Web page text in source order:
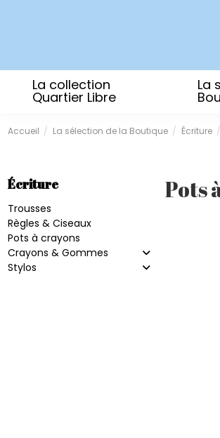
La collection
Quartier Libre
La
Accueil La sélection de la Boutique Écriture
Pots
Écriture
Trousses
Règles & Ciseaux
Pots à crayons
Crayons & Gommes
Stylos